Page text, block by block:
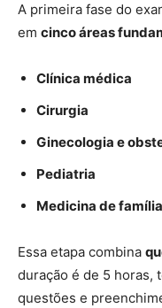
A primeira fase do
em cinco áreas
Clínica médica
Cirurgia
Ginecologia e
Pediatria
Medicina de
Essa etapa combina
duração é de 5 horas,
questões e